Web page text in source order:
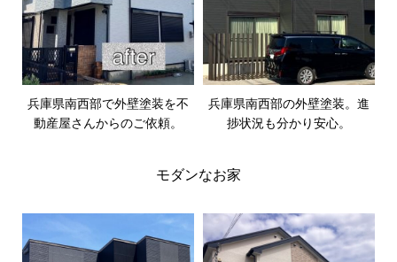
兵庫県南西部で外壁塗装を不
動産屋さんからのご依頼。
兵庫県南西部の外壁塗装。進
捗状況も分かり安心。
モダンなお家